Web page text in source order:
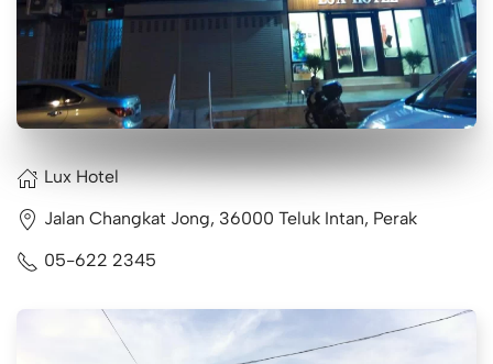
Lux Hotel
Jalan Changkat Jong, 36000 Teluk Intan, Perak
05-622 2345